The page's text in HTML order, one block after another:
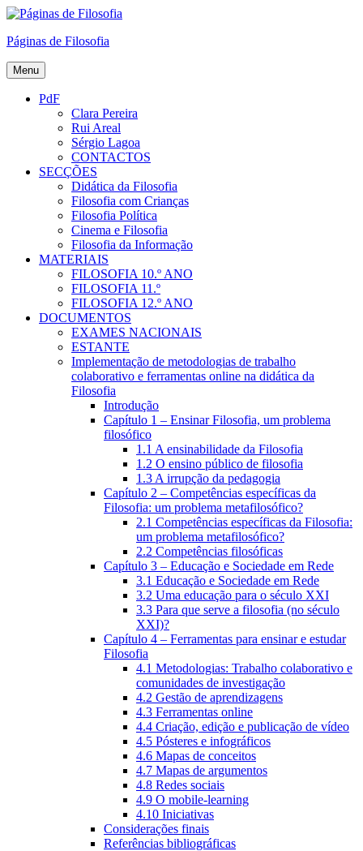
Skip
content
Páginas de Filosofia
Menu
PdF
Clara Pereira
Rui Areal
Sérgio Lagoa
CONTACTOS
SECÇÕES
Didática da Filosofia
Filosofia com Crianças
Filosofia Política
Cinema e Filosofia
Filosofia da Informação
MATERIAIS
FILOSOFIA 10.º ANO
FILOSOFIA 11.º
FILOSOFIA 12.º ANO
DOCUMENTOS
EXAMES NACIONAIS
ESTANTE
Implementação de metodologias de trabalho
colaborativo e ferramentas online na didática da
Filosofia
Introdução
Capítulo 1 – Ensinar Filosofia, um problema
filosófico
1.1 A ensinabilidade da Filosofia
1.2 O ensino público de filosofia
1.3 A irrupção da pedagogia
Capítulo 2 – Competências específicas da
Filosofia: um problema metafilosófico?
2.1 Competências específicas da Filosofia:
um problema metafilosófico?
2.2 Competências filosóficas
Capítulo 3 – Educação e Sociedade em Rede
3.1 Educação e Sociedade em Rede
3.2 Uma educação para o século XXI
3.3 Para que serve a filosofia (no século
XXI)?
Capítulo 4 – Ferramentas para ensinar e estudar
Filosofia
4.1 Metodologias: Trabalho colaborativo e
comunidades de investigação
4.2 Gestão de aprendizagens
4.3 Ferramentas online
4.4 Criação, edição e publicação de vídeo
4.5 Pósteres e infográficos
4.6 Mapas de conceitos
4.7 Mapas de argumentos
4.8 Redes sociais
4.9 O mobile-learning
4.10 Iniciativas
Considerações finais
Referências bibliográficas